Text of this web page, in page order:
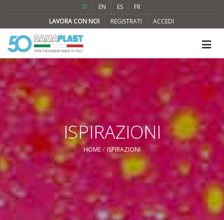
IT EN ES
FR
LAVORA CON NOI
REGISTRATI ACCEDI
ISPIRAZIONI
HOME ISPIRAZIONI